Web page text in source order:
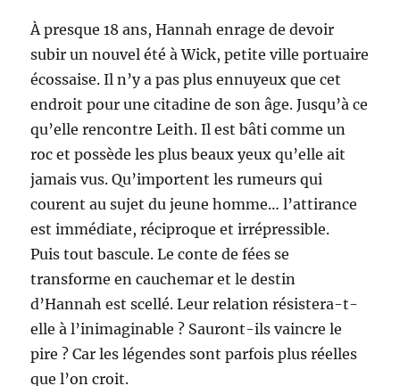
À presque 18 ans, Hannah enrage de devoir
subir un nouvel été à Wick, petite ville portuaire
écossaise. Il n’y a pas plus ennuyeux que cet
endroit pour une citadine de son âge. Jusqu’à ce
qu’elle rencontre Leith. Il est bâti comme un
roc et possède les plus beaux yeux qu’elle ait
jamais vus. Qu’importent les rumeurs qui
courent au sujet du jeune homme… l’attirance
est immédiate, réciproque et irrépressible.
Puis tout bascule. Le conte de fées se
transforme en cauchemar et le destin
d’Hannah est scellé. Leur relation résistera-t-
elle à l’inimaginable ? Sauront-ils vaincre le
pire ? Car les légendes sont parfois plus réelles
que l’on croit.